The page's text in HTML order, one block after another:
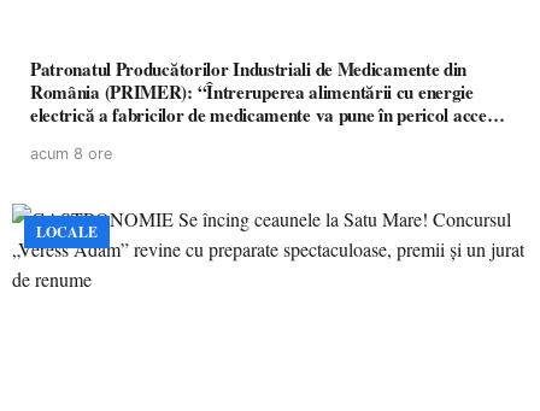
Patronatul Producătorilor Industriali de Medicamente din
România (PRIMER): “Întreruperea alimentării cu energie
electrică a fabricilor de medicamente va pune în pericol accesul
acum 8 ore
LOCALE